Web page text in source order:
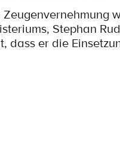
Stephan
dass er die